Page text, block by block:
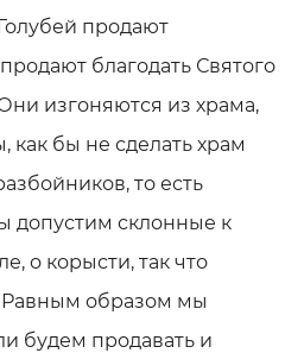
продают
благодать Святого
изгоняются из храма,
бы не сделать храм
то есть
допустим склонные к
о корысти, так что
Равным образом мы
будем продавать и